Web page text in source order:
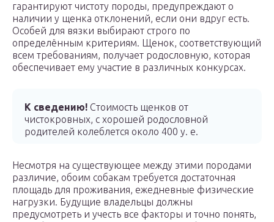
гарантируют чистоту породы, предупреждают о
наличии у щенка отклонений, если они вдруг есть.
Особей для вязки выбирают строго по
определённым критериям. Щенок, соответствующий
всем требованиям, получает родословную, которая
обеспечивает ему участие в различных конкурсах.
К сведению! Стоимость щенков от
чистокровных, с хорошей родословной
родителей колеблется около 400 у. е.
Несмотря на существующее между этими породами
различие, обоим собакам требуется достаточная
площадь для проживания, ежедневные физические
нагрузки. Будущие владельцы должны
предусмотреть и учесть все факторы и точно понять,